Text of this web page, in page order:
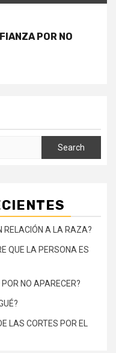
POR NO
RELACIÓN A LA RAZA?
QUE LA PERSONA ES
NO APARECER?
LAS CORTES POR EL